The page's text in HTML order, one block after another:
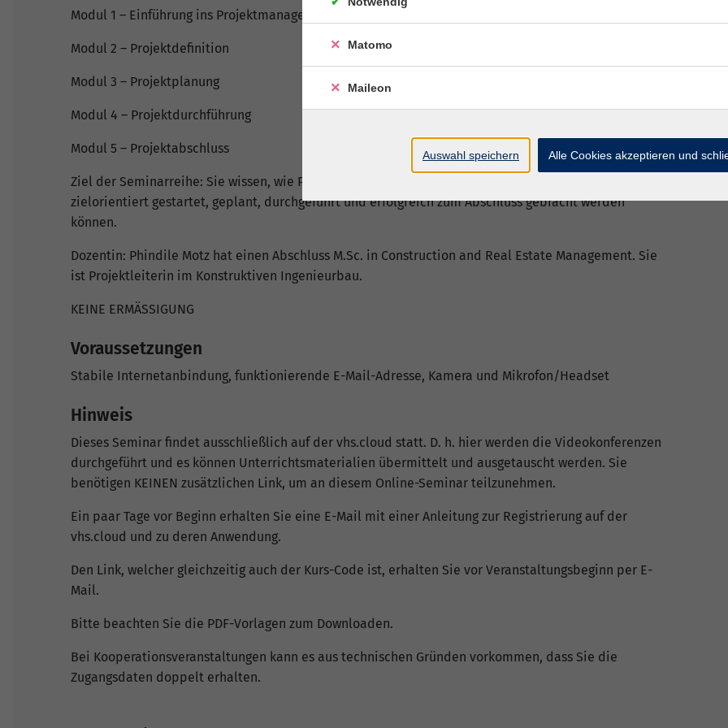
Modul 1 – Einführung ins Projektmanagement
Modul 2 – Projektdefinition
Modul 3 – Projektplanung
Modul 4 – Projektdurchführung
Modul 5 – Projektabschluss
Ziel der Seminarreihe: Sie wissen, wie Projekte phasenbezogen, schnittstellenübergreifend und
zielorientiert gestartet, geplant, durchgeführt und erfolgreich zum Abschluss gebracht werden
können.
Dozentin: Phindile Motz hat einen Abschluss M.Sc. in Construction and Real Estate Management. Sie
ist Projektleiterin im Konstruktiven Ingenieurbau.
KEINE ERMÄSSIGUNG
Voraussetzungen
Stabile Internetanbindung, funktionierende E-Mail-Adresse, Kamera und Mikrofon/Headset
Hinweis
Dieses Seminar findet ausschließlich auf der vhs.cloud statt. D. h. hier werden die Videokonferenzen
durchgeführt und es können Unterrichtsmaterialien übermittelt und ausgetauscht werden. Sie
benötigen KEINEN zusätzlichen Link, um an diesem Online-Seminar teilzunehmen.
Ein paar Tage vor Beginn erhalten Sie eine E-Mail mit einer Anleitung zur Registrierung auf der
vhs.cloud und zu deren Anwendung.
Den Link, welcher gleichzeitig auch der Kurs-Code ist, erhalten Sie vor Veranstaltungsbeginn per E-
Mail.
Bitte beachten Sie die PDF-Vorlagen zum Downloaden.
Bei Kooperationsveranstaltungen kann es aus technischen Gründen vorkommen, dass Sie die
Zugangsdaten doppelt erhalten.
Matomo
Maileon
Auswahl speichern Alle Cookies akzeptieren und